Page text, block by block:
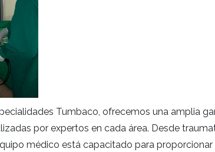
Tumbaco, ofrecemos una amplia
por expertos en cada área. Desde
médico está capacitado para